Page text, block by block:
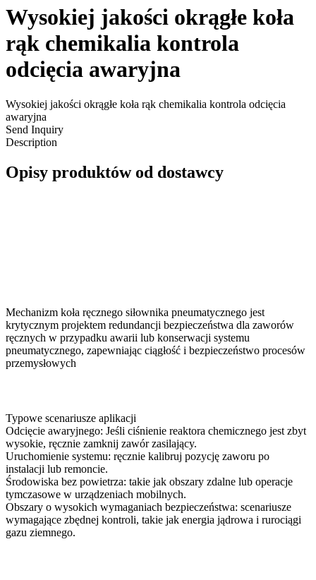
Wysokiej jakości okrągłe koła
rąk chemikalia kontrola
odcięcia awaryjna
Wysokiej jakości okrągłe koła rąk chemikalia kontrola odcięcia
awaryjna
Send Inquiry
Description
Opisy produktów od dostawcy
Mechanizm koła ręcznego siłownika pneumatycznego jest
krytycznym projektem redundancji bezpieczeństwa dla zaworów
ręcznych w przypadku awarii lub konserwacji systemu
pneumatycznego, zapewniając ciągłość i bezpieczeństwo procesów
przemysłowych
Typowe scenariusze aplikacji
Odcięcie awaryjnego: Jeśli ciśnienie reaktora chemicznego jest zbyt
wysokie, ręcznie zamknij zawór zasilający.
Uruchomienie systemu: ręcznie kalibruj pozycję zaworu po
instalacji lub remoncie.
Środowiska bez powietrza: takie jak obszary zdalne lub operacje
tymczasowe w urządzeniach mobilnych.
Obszary o wysokich wymaganiach bezpieczeństwa: scenariusze
wymagające zbędnej kontroli, takie jak energia jądrowa i rurociągi
gazu ziemnego.